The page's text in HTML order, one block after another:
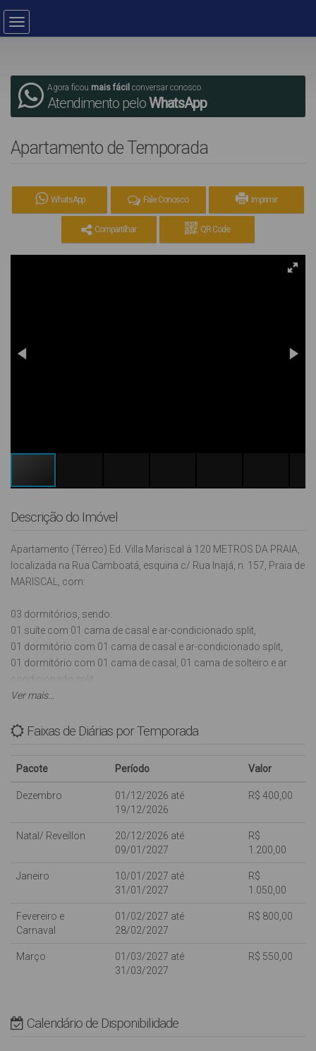
Agora ficou mais fácil conversar conosco
Atendimento peloWhatsApp
Apartamento de Temporada
WhatsApp Fale Conosco Imprimir
Compartilhar QR Code
Descrição do Imóvel
Apartamento (Térreo) Ed. Villa Mariscal à 120 METROS DA PRAIA,
localizada na Rua Camboatá, esquina c/ Rua Inajá, n. 157, Praia de
MARISCAL, com:
03 dormitórios, sendo:
01 suíte com 01 cama de casal e ar-condicionado split,
01 dormitório com 01 cama de casal e ar-condicionado split,
01 dormitório com 01 cama de casal, 01 cama de solteiro e ar
condicionado split,
01 banheiro social,
Cozinha totalmente equipada com utensílios, liquidificador e
02 vagas de garagem (estilo gaveta),
INTERNET WI-FI (sujeito a oscilações e indisponibilidades,
INCLUSA NO VALOR DA DIÁRIA),
Não aceitamos animais de estimação.
Com capacidade para 07 pessoas.
Crianças de qualquer idade são bem vindas, porém dentro da
NÃO possui tela de proteção nas sacadas e varandas.
Ver mais...
Faixas de Diárias por Temporada
Pacote Período Valor
Dezembro
01/12/2026 até
19/12/2026
R$ 400,00
Natal/ Reveillon
20/12/2026 até
09/01/2027
R$
1.200,00
Janeiro
10/01/2027 até
31/01/2027
R$
1.050,00
Fevereiro e
Carnaval
01/02/2027 até
28/02/2027
R$ 800,00
Março
01/03/2027 até
31/03/2027
R$ 550,00
Calendário de Disponibilidade